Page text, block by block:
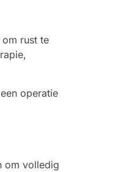
rust te
operatie
om volledig